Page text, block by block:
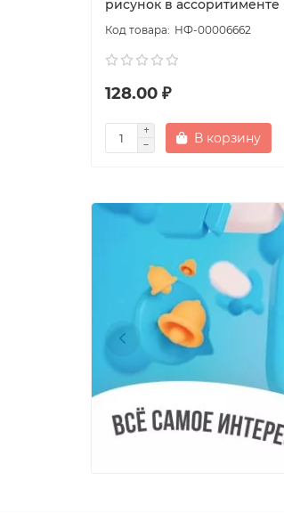
рисунок в ассоритименте
НФ-00006662
128.00 ₽
В корзину